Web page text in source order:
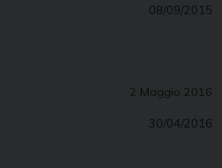
08/09/2015
2 Maggio 2016
30/04/2016